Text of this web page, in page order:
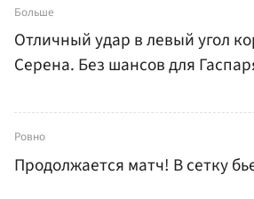
Больше
Отличный удар в левый угол
Серена. Без шансов для
Ровно
Продолжается матч! В сетку